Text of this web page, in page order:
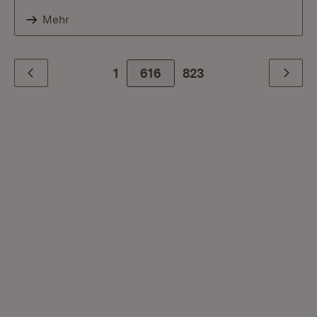
Mehr
Zurück 1 616 Zur letzte Seite
823 Weiter